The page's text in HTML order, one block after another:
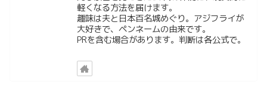
軽くなる方法を届けます。
趣味は夫と日本百名城めぐり。アジフライが
大好きで、ペンネームの由来です。
PRを含む場合があります。判断は各公式で。